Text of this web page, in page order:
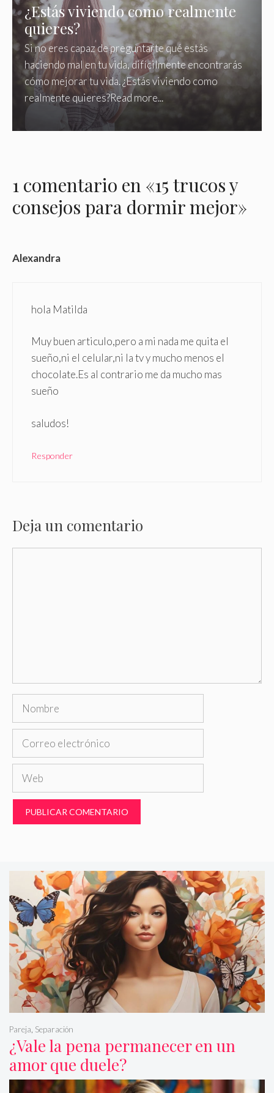
¿Estás viviendo como realmente
quieres?
Si no eres capaz de preguntarte qué estás
haciendo mal en tu vida, difícilmente encontrarás
cómo mejorar tu vida. ¿Estás viviendo como
realmente quieres?Read more...
1 comentario en «15 trucos y
consejos para dormir mejor»
Alexandra
hola Matilda
Muy buen articulo,pero a mi nada me quita el
sueño,ni el celular,ni la tv y mucho menos el
chocolate.Es al contrario me da mucho mas
sueño
saludos!
Responder
Deja un comentario
Nombre
Correo
Web
¿Vale la pena permanecer en un
amor que duele?
Pareja Separación